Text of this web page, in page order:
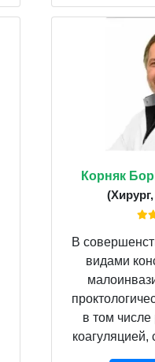
Корняк
В
видами
в том
коагуляцией,